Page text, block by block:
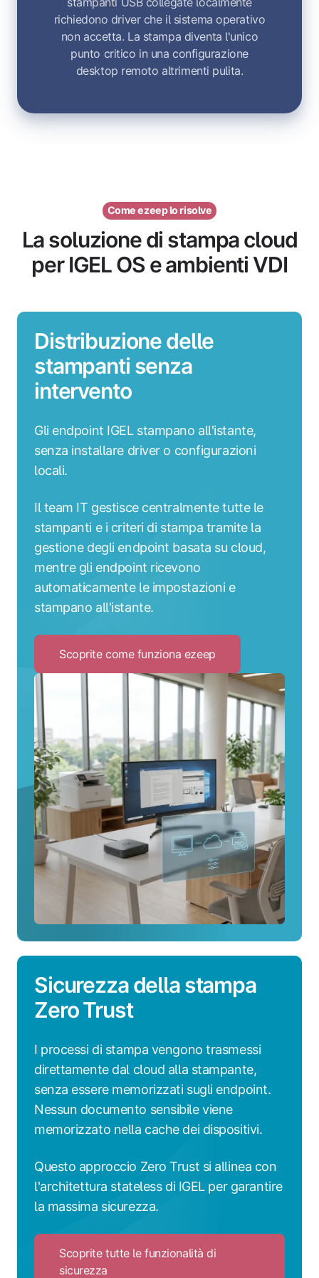
richiedono driver che il sistema operativo
non accetta. La stampa diventa l'unico
punto critico in una configurazione
desktop remoto altrimenti pulita.
Come ezeep lo risolve
La soluzione di stampa cloud
per IGEL OS e ambienti VDI
Distribuzione delle
stampanti senza
intervento
Gli endpoint IGEL stampano all'istante,
senza installare driver o configurazioni
locali.
Il team IT gestisce centralmente tutte le
stampanti e i criteri di stampa tramite la
gestione degli endpoint basata su cloud,
mentre gli endpoint ricevono
automaticamente le impostazioni e
stampano all'istante.
Scoprite come funziona ezeep
to
Scoprite
come
funziona
ezeep
Sicurezza della stampa
Zero Trust
I processi di stampa vengono trasmessi
direttamente dal cloud alla stampante,
senza essere memorizzati sugli endpoint.
Nessun documento sensibile viene
memorizzato nella cache dei dispositivi.
Questo approccio Zero Trust si allinea con
l'architettura stateless di IGEL per garantire
la massima sicurezza.
Scoprite tutte le funzionalità di
sicurezza